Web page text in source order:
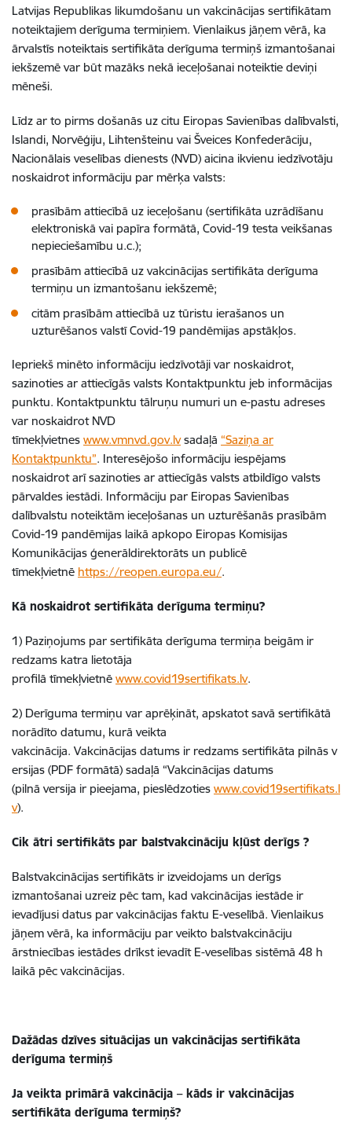
Latvijas Republikas likumdošanu un vakcinācijas sertifikātam
noteiktajiem derīguma termiņiem. Vienlaikus jāņem vērā, ka
ārvalstīs noteiktais sertifikāta derīguma termiņš izmantošanai
iekšzemē var būt mazāks nekā ieceļošanai noteiktie deviņi
mēneši.
Līdz ar to pirms došanās uz citu Eiropas Savienības dalībvalsti,
Islandi, Norvēģiju, Lihtenšteinu vai Šveices Konfederāciju,
Nacionālais veselības dienests (NVD) aicina ikvienu iedzīvotāju
noskaidrot informāciju par mērķa valsts:
prasībām attiecībā uz ieceļošanu (sertifikāta uzrādīšanu
elektroniskā vai papīra formātā, Covid-19 testa veikšanas
nepieciešamību u.c.);
prasībām attiecībā uz vakcinācijas sertifikāta derīguma
termiņu un izmantošanu iekšzemē;
citām prasībām attiecībā uz tūristu ierašanos un
uzturēšanos valstī Covid-19 pandēmijas apstākļos.
Iepriekš minēto informāciju iedzīvotāji var noskaidrot,
sazinoties ar attiecīgās valsts Kontaktpunktu jeb informācijas
punktu. Kontaktpunktu tālruņu numuri un e-pastu adreses
var noskaidrot NVD
tīmekļvietnes www.vmnvd.gov.lvsadaļā “Saziņa ar
Kontaktpunktu”. Interesējošo informāciju iespējams
noskaidrot arī sazinoties ar attiecīgās valsts atbildīgo valsts
pārvaldes iestādi. Informāciju par Eiropas Savienības
dalībvalstu noteiktām ieceļošanas un uzturēšanās prasībām
Covid-19 pandēmijas laikā apkopo Eiropas Komisijas
Komunikācijas ģenerāldirektorāts un publicē
tīmekļvietnē https://reopen.europa.eu/.
Kā noskaidrot sertifikāta derīguma termiņu?
1) Paziņojums par sertifikāta derīguma termiņa beigām ir
redzams katra lietotāja
profilā tīmekļvietnē www.covid19sertifikats.lv.
2) Derīguma termiņu var aprēķināt, apskatot savā sertifikātā
norādīto datumu, kurā veikta
vakcinācija. Vakcinācijas datums ir redzams sertifikāta pilnās v
ersijas (PDF formātā) sadaļā “Vakcinācijas datums
(pilnā versija ir pieejama, pieslēdzoties www.covid19sertifikats.l
v).
Cik ātri sertifikāts par balstvakcināciju kļūst derīgs ?
Balstvakcinācijas sertifikāts ir izveidojams un derīgs
izmantošanai uzreiz pēc tam, kad vakcinācijas iestāde ir
ievadījusi datus par vakcinācijas faktu E-veselībā. Vienlaikus
jāņem vērā, ka informāciju par veikto balstvakcināciju
ārstniecības iestādes drīkst ievadīt E-veselības sistēmā 48 h
laikā pēc vakcinācijas.
Dažādas dzīves situācijas un vakcinācijas sertifikāta
derīguma termiņš
Ja veikta primārā vakcinācija – kāds ir vakcinācijas
sertifikāta derīguma termiņš?